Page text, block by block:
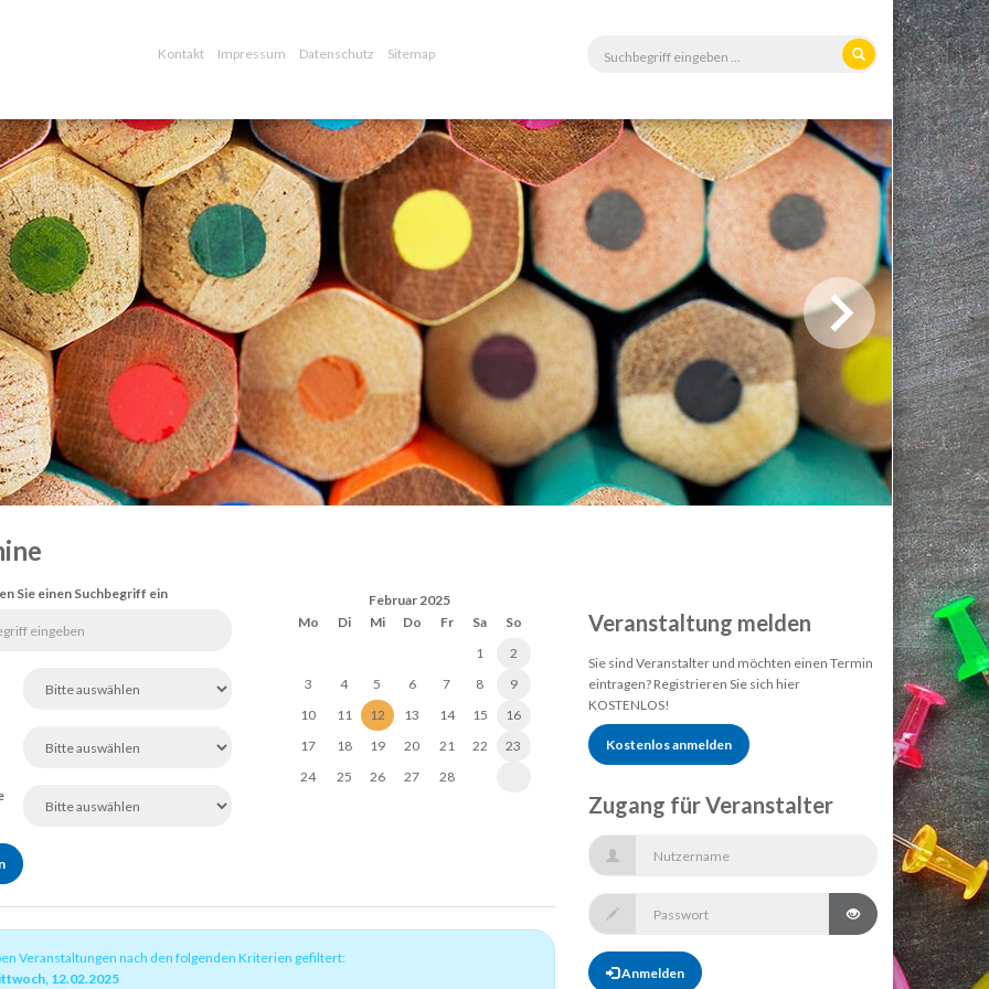
Kontakt Impressum Datenschutz Sitemap
Februar 2025
Mo
Di Mi Do Fr Sa
So
1
2
3
4 5 6 7 8
9
10
11 12 13 14 15
16
17
18 19 20 21 22
23
24
25 26 27 28
Sie einen Suchbegriff ein
Veranstaltungen nach den folgenden Kriterien gefiltert:
12.02.2025
Veranstaltung melden
Sie sind Veranstalter und möchten einen Termin
eintragen? Registrieren Sie sich hier
KOSTENLOS!
Kostenlos anmelden
Zugang für Veranstalter
Anmelden